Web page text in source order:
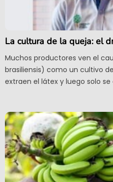
La cultura de la queja: el
Muchos productores ven el
brasiliensis) como un cultivo
extraen el látex y luego solo se